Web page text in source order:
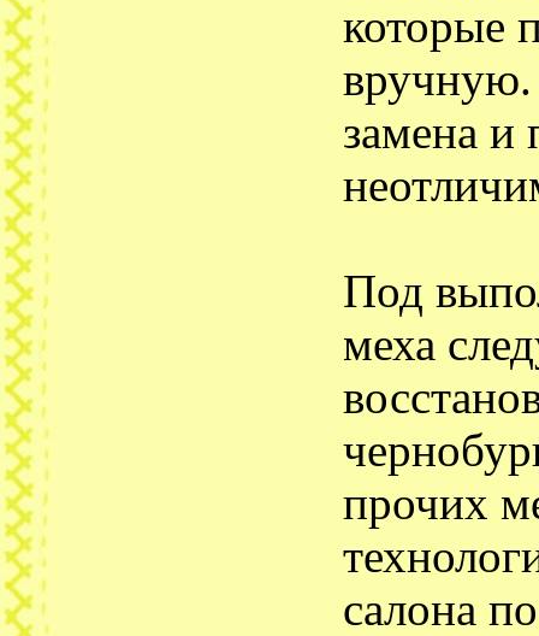
которые
вручную.
замена и
Под
меха
прочих
салона